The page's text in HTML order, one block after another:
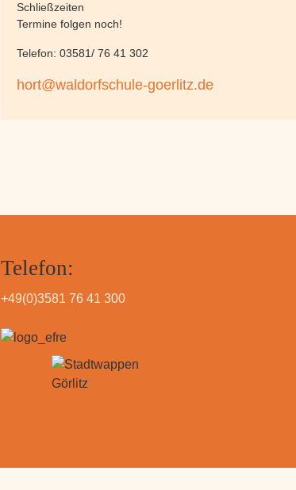
Schließzeiten
Termine folgen noch!
Telefon: 03581/ 76 41 302
hort@waldorfschule-goerlitz.de
Telefon:
+49(0)3581 76 41 300